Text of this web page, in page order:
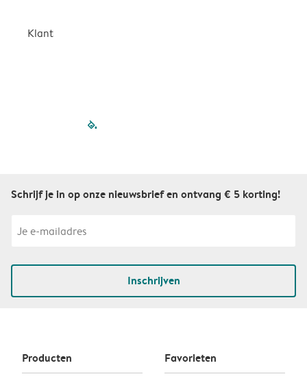
Klant
filled-pagination
Schrijf je in op onze nieuwsbrief en ontvang € 5 korting!
Inschrijven
Producten Favorieten